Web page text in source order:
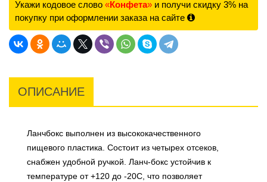
Укажи кодовое слово «Конфета» и получи скидку 3% на
покупку при оформлении заказа на сайте
ОПИСАНИЕ
Ланчбокс выполнен из высококачественного
пищевого пластика. Состоит из четырех отсеков,
снабжен удобной ручкой. Ланч-бокс устойчив к
температуре от +120 до -20С, что позволяет